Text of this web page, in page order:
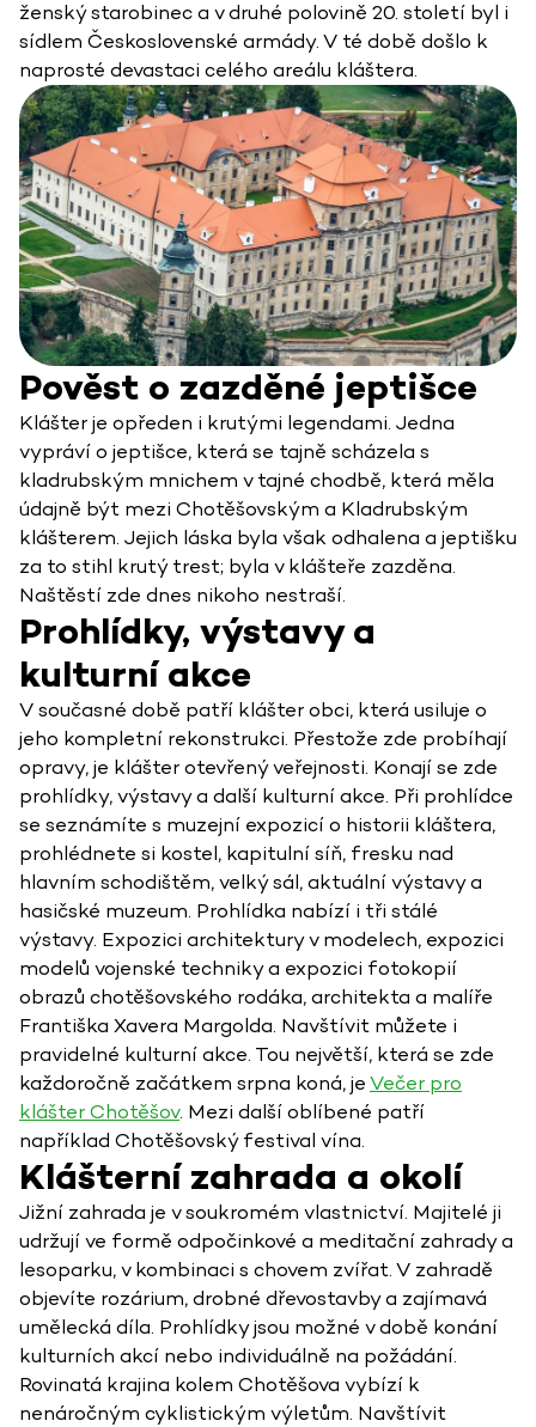
ženský starobinec a v druhé polovině 20. století byl i
sídlem Československé armády. V té době došlo k
naprosté devastaci celého areálu kláštera.
Pověst o zazděné jeptišce
Klášter je opředen i krutými legendami. Jedna
vypráví o jeptišce, která se tajně scházela s
kladrubským mnichem v tajné chodbě, která měla
údajně být mezi Chotěšovským a Kladrubským
klášterem. Jejich láska byla však odhalena a jeptišku
za to stihl krutý trest; byla v klášteře zazděna.
Naštěstí zde dnes nikoho nestraší.
Prohlídky, výstavy a
kulturní akce
V současné době patří klášter obci, která usiluje o
jeho kompletní rekonstrukci. Přestože zde probíhají
opravy, je klášter otevřený veřejnosti. Konají se zde
prohlídky, výstavy a další kulturní akce. Při prohlídce
se seznámíte s muzejní expozicí o historii kláštera,
prohlédnete si kostel, kapitulní síň, fresku nad
hlavním schodištěm, velký sál, aktuální výstavy a
hasičské muzeum. Prohlídka nabízí i tři stálé
výstavy. Expozici architektury v modelech, expozici
modelů vojenské techniky a expozici fotokopií
obrazů chotěšovského rodáka, architekta a malíře
Františka Xavera Margolda. Navštívit můžete i
pravidelné kulturní akce. Tou největší, která se zde
každoročně začátkem srpna koná, jeVečer pro
klášter Chotěšov. Mezi další oblíbené patří
například Chotěšovský festival vína.
Klášterní zahrada a okolí
Jižní zahrada je v soukromém vlastnictví. Majitelé ji
udržují ve formě odpočinkové a meditační zahrady a
lesoparku, v kombinaci s chovem zvířat. V zahradě
objevíte rozárium, drobné dřevostavby a zajímavá
umělecká díla. Prohlídky jsou možné v době konání
kulturních akcí nebo individuálně na požádání.
Rovinatá krajina kolem Chotěšova vybízí k
nenáročným cyklistickým výletům. Navštívit